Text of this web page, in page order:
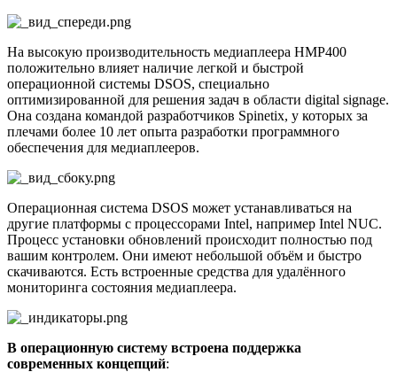
На высокую производительность медиаплеера HMP400
положительно влияет наличие легкой и быстрой
операционной системы DSOS, специально
оптимизированной для решения задач в области digital signage.
Она создана командой разработчиков Spinetix, у которых за
плечами более 10 лет опыта разработки программного
обеспечения для медиаплееров.
Операционная система DSOS может устанавливаться на
другие платформы с процессорами Intel, например Intel NUC.
Процесс установки обновлений происходит полностью под
вашим контролем. Они имеют небольшой объём и быстро
скачиваются. Есть встроенные средства для удалённого
мониторинга состояния медиаплеера.
В операционную систему встроена поддержка
современных концепций: